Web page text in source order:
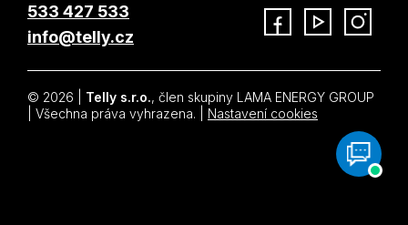
533 427 533
info@telly.cz
© 2026 | Telly s.r.o., člen skupiny LAMA ENERGY GROUP
| Všechna práva vyhrazena. | Nastavení cookies